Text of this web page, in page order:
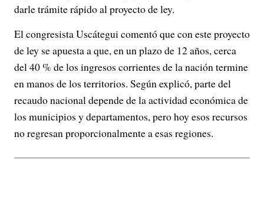
darle trámite rápido al proyecto de ley.
El congresista Uscátegui comentó que con este proyecto
de ley se apuesta a que, en un plazo de 12 años, cerca
del 40 % de los ingresos corrientes de la nación termine
en manos de los territorios. Según explicó, parte del
recaudo nacional depende de la actividad económica de
los municipios y departamentos, pero hoy esos recursos
no regresan proporcionalmente a esas regiones.